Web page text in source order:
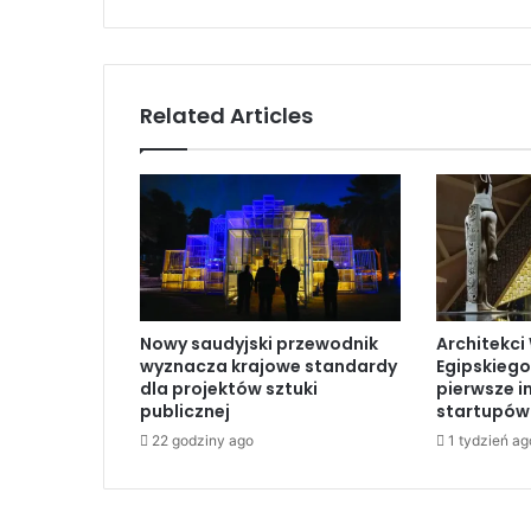
t
H
a
m
a
u
d
o
d
e
c
y
z
j
Related Articles
Nowy saudyjski przewodnik
wyznacza krajowe standardy
dla projektów sztuki
publicznej
22 godziny ago
Architekci
pierwsze
startupów
1 tydzień